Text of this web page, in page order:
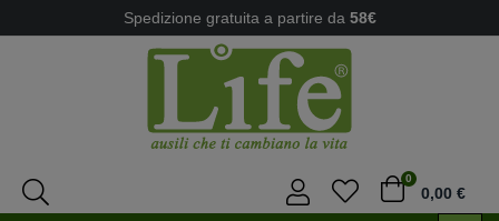
Spedizione gratuita a partire da 58€
0
0,00 €